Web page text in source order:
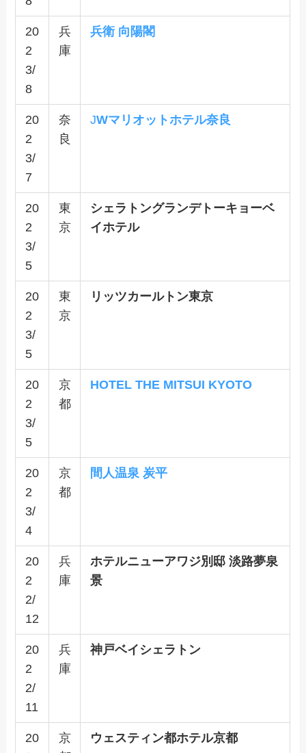
20
2
3/
8
兵
庫
兵衛 向陽閣
20
2
3/
7
奈
良
JWマリオットホテル奈良
20
2
3/
5
東
京
シェラトングランデトーキョーベ
イホテル
20
2
3/
5
東
京
リッツカールトン東京
20
2
3/
5
京
都
HOTEL THE MITSUI KYOTO
20
2
3/
4
京
都
間人温泉 炭平
20
2
2/
12
兵
庫
ホテルニューアワジ別邸 淡路夢泉
景
20
2
2/
11
兵
庫
神戸ベイシェラトン
20
京
ウェスティン都ホテル京都